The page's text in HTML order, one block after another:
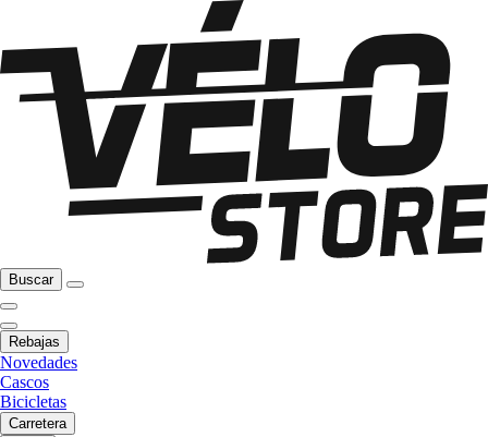
Buscar
Rebajas
Novedades
Cascos
Bicicletas
Carretera